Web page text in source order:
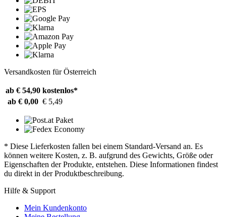
Versandkosten für Österreich
ab € 54,90 kostenlos*
ab € 0,00 € 5,49
* Diese Lieferkosten fallen bei einem Standard-Versand an. Es
können weitere Kosten, z. B. aufgrund des Gewichts, Größe oder
Eigenschaften der Produkte, entstehen. Diese Informationen findest
du direkt in der Produktbeschreibung.
Hilfe & Support
Mein Kundenkonto